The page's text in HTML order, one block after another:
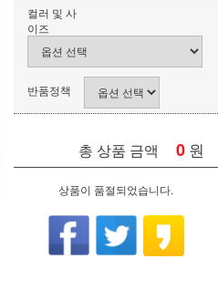
컬러 및 사
이즈
반품정책
총 상품 금액 0 원
상품이 품절되었습니다.